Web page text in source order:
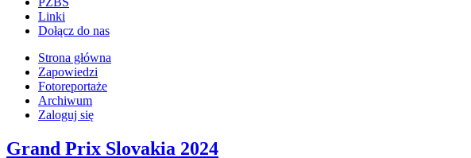
Linki
Dołącz do nas
Strona główna
Zapowiedzi
Fotoreportaże
Archiwum
Zaloguj się
Grand Prix Slovakia 2024